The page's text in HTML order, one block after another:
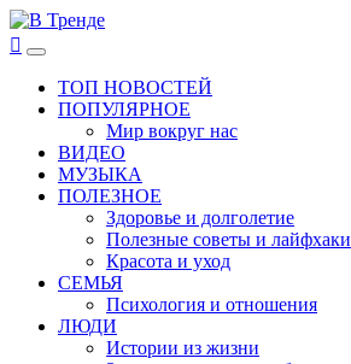
Перейти
к
содержимому
В Тренде
Самые свежие новости интернета
Основное
менюТОП НОВОСТЕЙ
ПОПУЛЯРНОЕ
Мир вокруг нас
ВИДЕО
МУЗЫКА
ПОЛЕЗНОЕ
Здоровье и долголетие
Полезные советы и лайфхаки
Красота и уход
СЕМЬЯ
Психология и отношения
ЛЮДИ
Истории из жизни